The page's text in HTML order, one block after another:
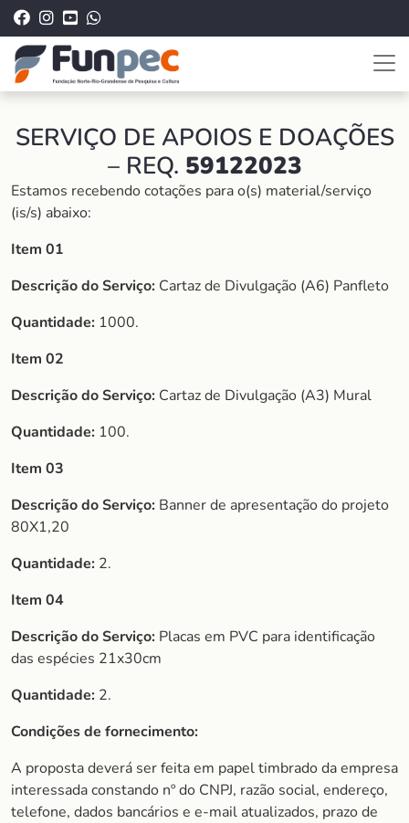
SERVIÇO DE APOIOS E DOAÇÕES
– REQ. 59122023
Estamos recebendo cotações para o(s) material/serviço
(is/s) abaixo:
Item 01
Descrição do Serviço: Cartaz de Divulgação (A6) Panfleto
Quantidade: 1000.
Item 02
Descrição do Serviço: Cartaz de Divulgação (A3) Mural
Quantidade: 100.
Item 03
Descrição do Serviço: Banner de apresentação do projeto
80X1,20
Quantidade: 2.
Item 04
Descrição do Serviço: Placas em PVC para identificação
das espécies 21x30cm
Quantidade: 2.
Condições de fornecimento:
A proposta deverá ser feita em papel timbrado da empresa
interessada constando nº do CNPJ, razão social, endereço,
telefone, dados bancários e e-mail atualizados, prazo de